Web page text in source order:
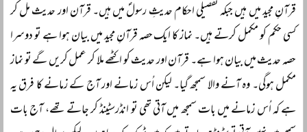
قرآنِ مجید میں ہیں جبکہ تفصیلی احکام حدیثِ رسولؐ میں ہیں۔ قرآن اور حدیث مل کر
کسی حکم کو مکمل کرتے ہیں۔ نماز کا ایک حصہ قرآنِ مجید میں بیان ہوا ہے تو دوسرا
حصہ حدیث میں بیان ہوا ہے۔ قرآن اور حدیث کو اکٹھے ملا کر عمل کریں گے تو نماز
مکمل ہوگی۔ وہ آنے والا سمجھ گیا۔ لیکن اُس زمانے اور آج کے زمانے کا فرق یہ
ہے کہ اُس زمانے میں بات سمجھ میں آتی تھی تو انڈرسٹینڈ کر جاتے تھے، آج بات